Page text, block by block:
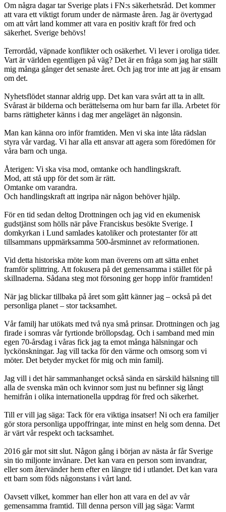
Om några dagar tar Sverige plats i FN:s säkerhetsråd. Det kommer
att vara ett viktigt forum under de närmaste åren. Jag är övertygad
om att vårt land kommer att vara en positiv kraft för fred och
säkerhet. Sverige behövs!
Terrordåd, väpnade konflikter och osäkerhet. Vi lever i oroliga tider.
Vart är världen egentligen på väg? Det är en fråga som jag har ställt
mig många gånger det senaste året. Och jag tror inte att jag är ensam
om det.
Nyhetsflödet stannar aldrig upp. Det kan vara svårt att ta in allt.
Svårast är bilderna och berättelserna om hur barn far illa. Arbetet för
barns rättigheter känns i dag mer angeläget än någonsin.
Man kan känna oro inför framtiden. Men vi ska inte låta rädslan
styra vår vardag. Vi har alla ett ansvar att agera som föredömen för
våra barn och unga.
Återigen: Vi ska visa mod, omtanke och handlingskraft.
Mod, att stå upp för det som är rätt.
Omtanke om varandra.
Och handlingskraft att ingripa när någon behöver hjälp.
För en tid sedan deltog Drottningen och jag vid en ekumenisk
gudstjänst som hölls när påve Franciskus besökte Sverige. I
domkyrkan i Lund samlades katoliker och protestanter för att
tillsammans uppmärksamma 500-årsminnet av reformationen.
Vid detta historiska möte kom man överens om att sätta enhet
framför splittring. Att fokusera på det gemensamma i stället för på
skillnaderna. Sådana steg mot försoning ger hopp inför framtiden!
När jag blickar tillbaka på året som gått känner jag – också på det
personliga planet – stor tacksamhet.
Vår familj har utökats med två nya små prinsar. Drottningen och jag
firade i somras vår fyrtionde bröllopsdag. Och i samband med min
egen 70-årsdag i våras fick jag ta emot många hälsningar och
lyckönskningar. Jag vill tacka för den värme och omsorg som vi
möter. Det betyder mycket för mig och min familj.
Jag vill i det här sammanhanget också sända en särskild hälsning till
alla de svenska män och kvinnor som just nu befinner sig långt
hemifrån i olika internationella uppdrag för fred och säkerhet.
Till er vill jag säga: Tack för era viktiga insatser! Ni och era familjer
gör stora personliga uppoffringar, inte minst en helg som denna. Det
är värt vår respekt och tacksamhet.
2016 går mot sitt slut. Någon gång i början av nästa år får Sverige
sin tio miljonte invånare. Det kan vara en person som invandrar,
eller som återvänder hem efter en längre tid i utlandet. Det kan vara
ett barn som föds någonstans i vårt land.
Oavsett vilket, kommer han eller hon att vara en del av vår
gemensamma framtid. Till denna person vill jag säga: Varmt